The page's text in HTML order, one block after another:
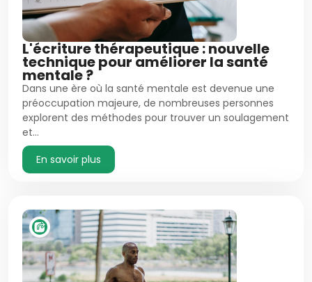
L'écriture thérapeutique : nouvelle
technique pour améliorer la santé
mentale ?
Dans une ère où la santé mentale est devenue une
préoccupation majeure, de nombreuses personnes
explorent des méthodes pour trouver un soulagement
et…
En savoir plus